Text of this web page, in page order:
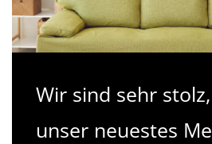
Wir sind sehr
unser neuestes